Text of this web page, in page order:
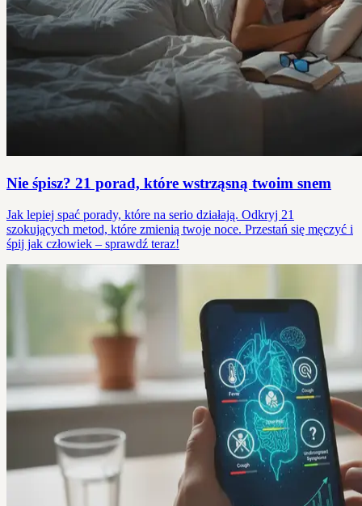
Nie śpisz? 21 porad, które wstrząsną twoim snem
Jak lepiej spać porady, które na serio działają. Odkryj 21
szokujących metod, które zmienią twoje noce. Przestań się męczyć i
śpij jak człowiek – sprawdź teraz!